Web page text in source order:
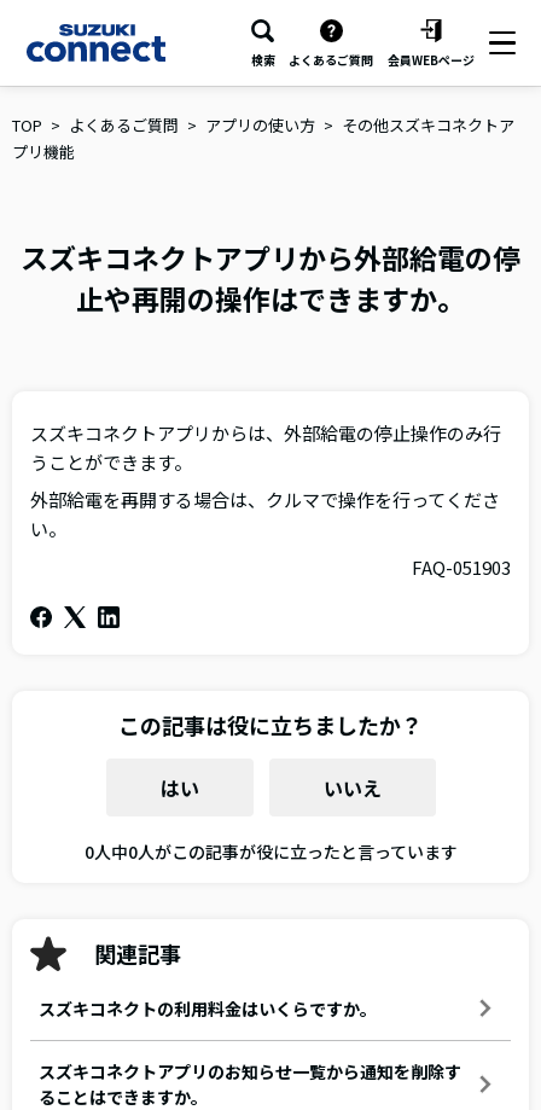
検索 よくあるご質問 会員WEBページ
TOP よくあるご質問 アプリの使い方
その他スズキコネクトア
プリ機能
スズキコネクトアプリから外部給電の停
止や再開の操作はできますか。
スズキコネクトアプリからは、外部給電の停止操作のみ行
うことができます。
外部給電を再開する場合は、クルマで操作を行ってくださ
い。
FAQ-051903
この記事は役に立ちましたか？
はい いいえ
0人中0人がこの記事が役に立ったと言っています
関連記事
スズキコネクトの利用料金はいくらですか。
スズキコネクトアプリのお知らせ一覧から通知を削除す
ることはできますか。